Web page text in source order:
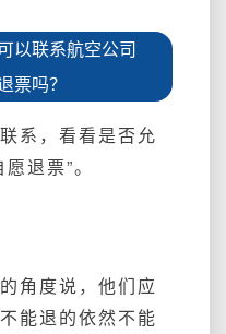
以联系航空公司
票吗？
系，看看是否允
退票”。
角度说，他们应
能退的依然不能